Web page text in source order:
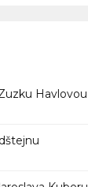
Havlovou